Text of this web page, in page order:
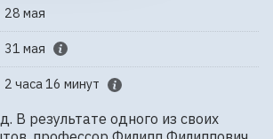
28 мая
31 мая
2 часа 16 минут
В результате одного из своих